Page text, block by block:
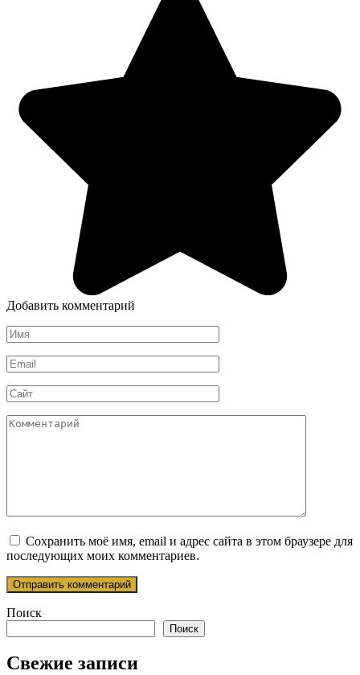
Добавить комментарий
Имя
*
Email
*
Сайт
Комментарий
Сохранить моё имя, email и адрес сайта в этом браузере для
последующих моих комментариев.
Поиск
Поиск
Свежие записи